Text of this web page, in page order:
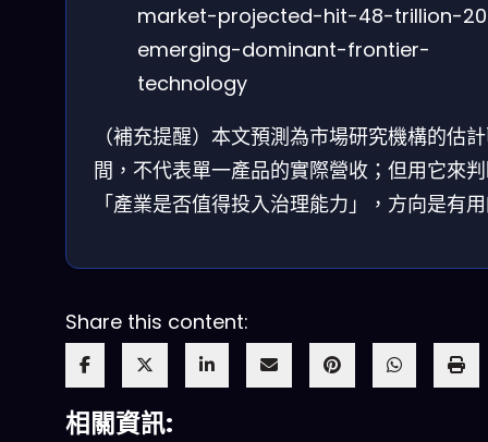
market-projected-hit-48-trillion-
emerging-dominant-frontier-
technology
（補充提醒）本文預測為市場研究機構的估
間，不代表單一產品的實際營收；但用它來
「產業是否值得投入治理能力」，方向是有
Share this content:
相關資訊: